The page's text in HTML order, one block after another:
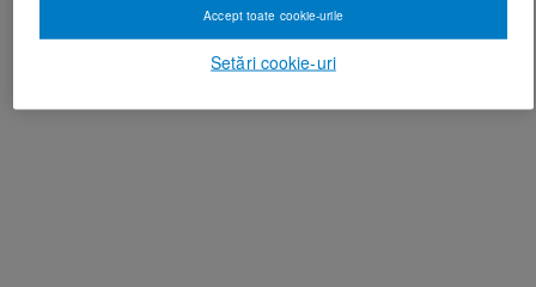
Setări cookie-uri
Accept toate cookie-urile